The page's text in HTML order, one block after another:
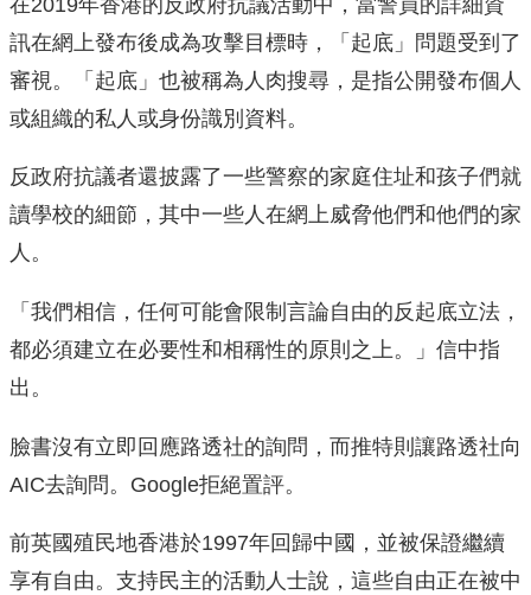
訊在網上發布後成為攻擊目標時，「起底」問題受到了
審視。「起底」也被稱為人肉搜尋，是指公開發布個人
或組織的私人或身份識別資料。
反政府抗議者還披露了一些警察的家庭住址和孩子們就
讀學校的細節，其中一些人在網上威脅他們和他們的家
人。
「我們相信，任何可能會限制言論自由的反起底立法，
都必須建立在必要性和相稱性的原則之上。」信中指
出。
臉書沒有立即回應路透社的詢問，而推特則讓路透社向
AIC去詢問。Google拒絕置評。
前英國殖民地香港於1997年回歸中國，並被保證繼續
享有自由。支持民主的活動人士說，這些自由正在被中